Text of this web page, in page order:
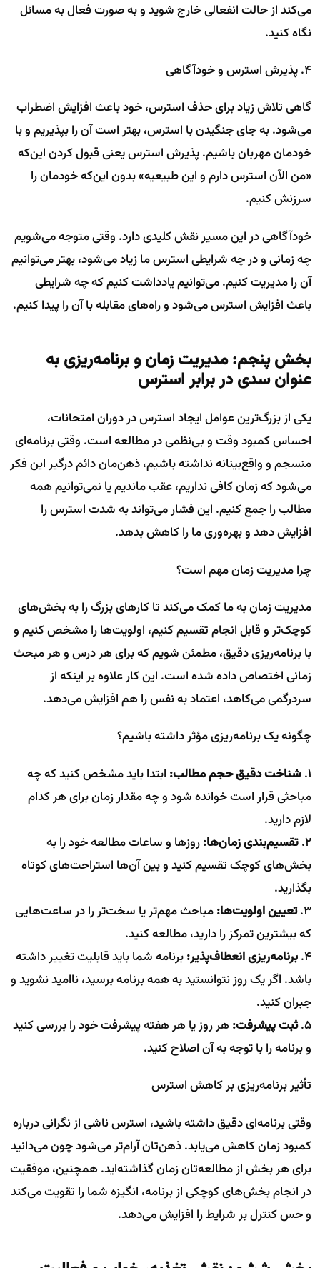
می‌کند از حالت انفعالی خارج شوید و به صورت فعال به مسائل
نگاه کنید.
۴. پذیرش استرس و خودآگاهی
گاهی تلاش زیاد برای حذف استرس، خود باعث افزایش اضطراب
می‌شود. به جای جنگیدن با استرس، بهتر است آن را بپذیریم و با
خودمان مهربان باشیم. پذیرش استرس یعنی قبول کردن این‌که
«من الآن استرس دارم و این طبیعیه» بدون این‌که خودمان را
سرزنش کنیم.
خودآگاهی در این مسیر نقش کلیدی دارد. وقتی متوجه می‌شویم
چه زمانی و در چه شرایطی استرس ما زیاد می‌شود، بهتر می‌توانیم
آن را مدیریت کنیم. می‌توانیم یادداشت کنیم که چه شرایطی
باعث افزایش استرس می‌شود و راه‌های مقابله با آن را پیدا کنیم.
بخش پنجم: مدیریت زمان و برنامه‌ریزی به
عنوان سدی در برابر استرس
یکی از بزرگ‌ترین عوامل ایجاد استرس در دوران امتحانات،
احساس کمبود وقت و بی‌نظمی در مطالعه است. وقتی برنامه‌ای
منسجم و واقع‌بینانه نداشته باشیم، ذهن‌مان دائم درگیر این فکر
می‌شود که زمان کافی نداریم، عقب ماندیم یا نمی‌توانیم همه
مطالب را جمع کنیم. این فشار می‌تواند به شدت استرس را
افزایش دهد و بهره‌وری ما را کاهش بدهد.
چرا مدیریت زمان مهم است؟
مدیریت زمان به ما کمک می‌کند تا کارهای بزرگ را به بخش‌های
کوچک‌تر و قابل انجام تقسیم کنیم، اولویت‌ها را مشخص کنیم و
با برنامه‌ریزی دقیق، مطمئن شویم که برای هر درس و هر مبحث
زمانی اختصاص داده شده است. این کار علاوه بر اینکه از
سردرگمی می‌کاهد، اعتماد به نفس را هم افزایش می‌دهد.
چگونه یک برنامه‌ریزی مؤثر داشته باشیم؟
۱. شناخت دقیق حجم مطالب: ابتدا باید مشخص کنید که چه
مباحثی قرار است خوانده شود و چه مقدار زمان برای هر کدام
لازم دارید.
۲. تقسیم‌بندی زمان‌ها:روزها و ساعات مطالعه خود را به
بخش‌های کوچک تقسیم کنید و بین آن‌ها استراحت‌های کوتاه
بگذارید.
۳. تعیین اولویت‌ها:مباحث مهم‌تر یا سخت‌تر را در ساعت‌هایی
که بیشترین تمرکز را دارید، مطالعه کنید.
۴. برنامه‌ریزی انعطاف‌پذیر:برنامه شما باید قابلیت تغییر داشته
باشد. اگر یک روز نتوانستید به همه برنامه برسید، ناامید نشوید و
جبران کنید.
۵. ثبت پیشرفت: هر روز یا هر هفته پیشرفت خود را بررسی کنید
و برنامه را با توجه به آن اصلاح کنید.
تأثیر برنامه‌ریزی بر کاهش استرس
وقتی برنامه‌ای دقیق داشته باشید، استرس ناشی از نگرانی درباره
کمبود زمان کاهش می‌یابد. ذهن‌تان آرام‌تر می‌شود چون می‌دانید
برای هر بخش از مطالعه‌تان زمان گذاشته‌اید. همچنین، موفقیت
در انجام بخش‌های کوچکی از برنامه، انگیزه شما را تقویت می‌کند
و حس کنترل بر شرایط را افزایش می‌دهد.